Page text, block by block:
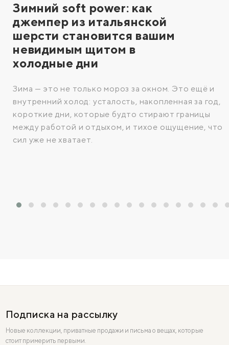
Зимний soft power: как
джемпер из итальянской
шерсти становится вашим
невидимым щитом в
холодные дни
Зима — это не только мороз за окном. Это ещё и
внутренний холод: усталость, накопленная за год,
короткие дни, которые будто стирают границы
между работой и отдыхом, и тихое ощущение, что
сил уже не хватает.
Подписка на рассылку
Новые коллекции, приватные продажи и письма о вещах, которые
стоит примерить первыми.